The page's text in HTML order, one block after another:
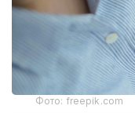
Фото: freepik.com